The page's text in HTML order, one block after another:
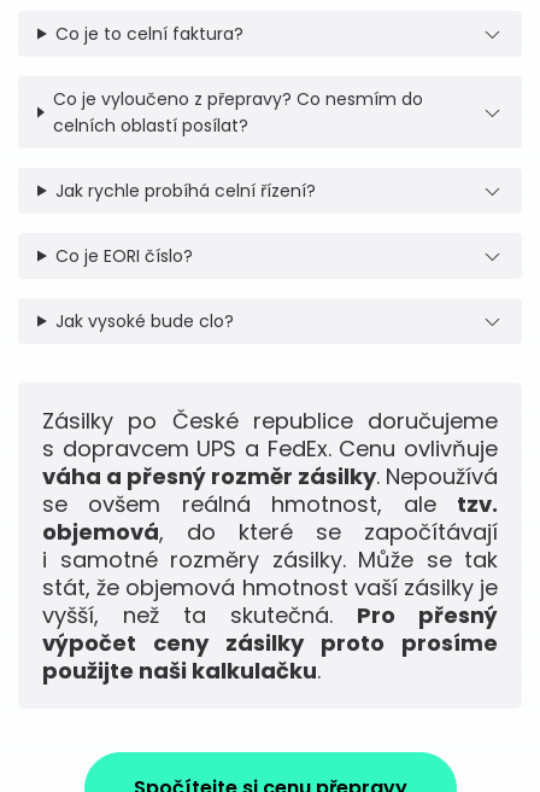
Co je to celní faktura?
Co je vyloučeno z přepravy? Co nesmím do
celních oblastí posílat?
Jak rychle probíhá celní řízení?
Co je EORI číslo?
Jak vysoké bude clo?
Zásilky po České republice doručujeme
s dopravcem UPS a FedEx. Cenu ovlivňuje
váha a přesný rozměr zásilky. Nepoužívá
se ovšem reálná hmotnost, ale tzv.
objemová, do které se započítávají
i samotné rozměry zásilky. Může se tak
stát, že objemová hmotnost vaší zásilky je
vyšší, než ta skutečná. Pro přesný
výpočet ceny zásilky proto prosíme
použijte naši kalkulačku.